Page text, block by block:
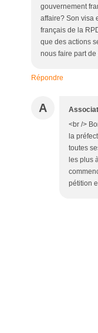
gouvernement
affaire? Son visa
français de la
que des actions
nous faire part de
Répondre
A
<br />
la
toutes
les plus
pétition